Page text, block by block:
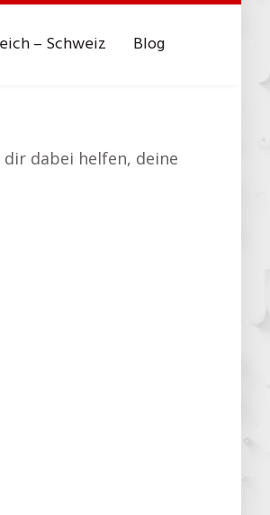
– Schweiz Blog
dabei helfen, deine